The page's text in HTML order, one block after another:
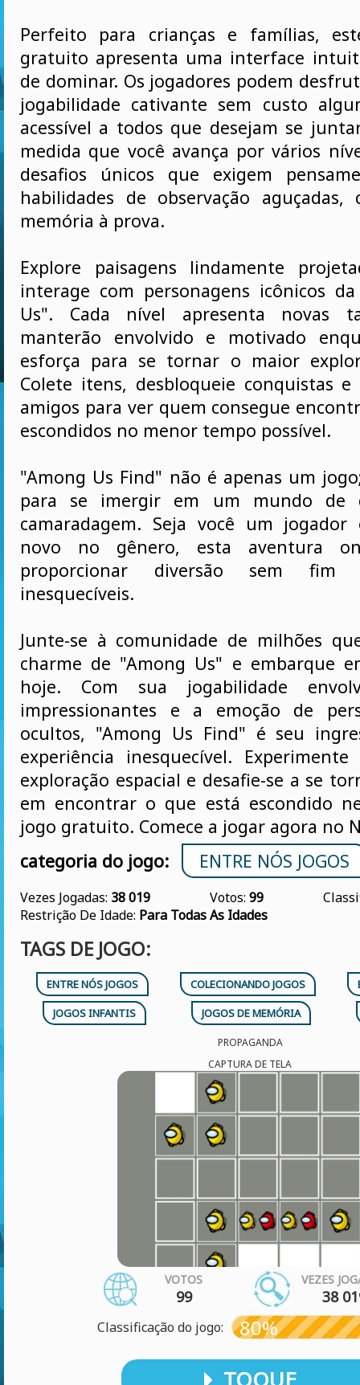
Perfeito para crianças e famílias,
gratuito apresenta uma interface
de dominar. Os jogadores podem
jogabilidade cativante sem custo
acessível a todos que desejam se
medida que você avança por vários
desafios únicos que exigem
habilidades de observação aguçadas,
memória à prova.
Explore paisagens lindamente
interage com personagens icônicos
Us". Cada nível apresenta novas
manterão envolvido e motivado
esforça para se tornar o maior
Colete itens, desbloqueie conquistas
amigos para ver quem consegue
escondidos no menor tempo possível.
"Among Us Find" não é apenas um
para se imergir em um mundo de
camaradagem. Seja você um
novo no gênero, esta aventura
proporcionar diversão sem fim
inesquecíveis.
Junte-se à comunidade de milhões
charme de "Among Us" e embarque
hoje. Com sua jogabilidade
impressionantes e a emoção de
ocultos, "Among Us Find" é seu
experiência inesquecível.
exploração espacial e desafie-se a se
em encontrar o que está escondido
jogo gratuito. Comece a jogar agora no
categoria do jogo:
ENTRE NÓS JOGOS
Vezes Jogadas: 38 019 Votos: 99
Restrição De Idade: Para Todas As Idades
TAGS DE JOGO:
ENTRE NÓS JOGOS COLECIONANDO JOGOS
JOGOS INFANTIS
JOGOS DE MEMÓRIA
PROPAGANDA
CAPTURA DE TELA
VOTOS
99
VEZES
38
Classificação do jogo: 80%